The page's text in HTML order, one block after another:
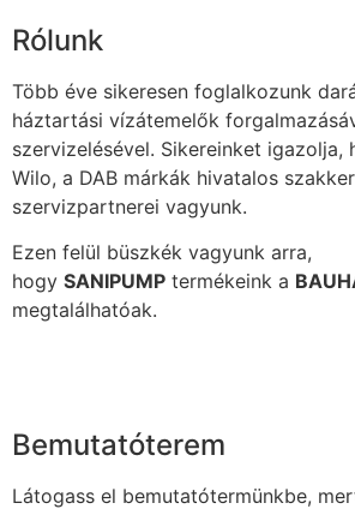
Rólunk
Több éve sikeresen foglalkozunk
háztartási vízátemelők
szervizelésével. Sikereinket igazolja,
Wilo, a DAB márkák hivatalos
szervizpartnerei vagyunk.
Ezen felül büszkék vagyunk arra,
hogy SANIPUMP termékeink a
megtalálhatóak.
Bemutatóterem
Látogass el bemutatótermünkbe,